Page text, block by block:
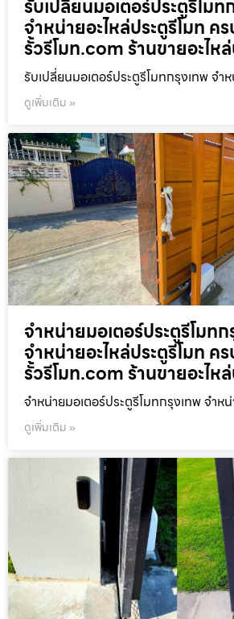
รับเปลี่ยนมอเตอร์ประตูรีโมท
จำหน่ายอะไหล่ประตูรีโมท ค
รั้วรีโมท.com ร้านขายอะไห
รับเปลี่ยนมอเตอร์ประตูรีโมทกรุงเทพ จำ
ดูเพิ่มเติม »
จำหน่ายมอเตอร์ประตูรีโมท
จำหน่ายอะไหล่ประตูรีโมท ค
รั้วรีโมท.com ร้านขายอะไห
จำหน่ายมอเตอร์ประตูรีโมทกรุงเทพ จำห
ดูเพิ่มเติม »